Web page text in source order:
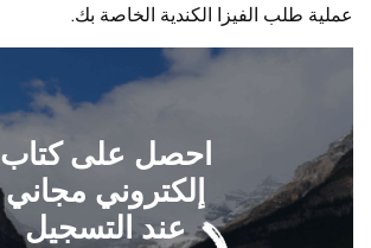
عملية طلب الفيزا الكندية الخاصة بك.
احصل على كتاب
إلكتروني مجاني
عند التسجيل